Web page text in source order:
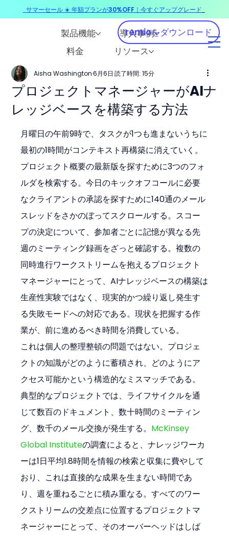
製品機能
導入事例
料金
リソース
remioをダウンロード
プロジェクトマネージャーがAIナ
レッジベースを構築する方法
Aisha Washington 6月6日 読了時間: 15分
月曜日の午前9時で、タスクが1つも進まないうちに
最初の1時間がコンテキスト再構築に消えていく。
プロジェクト概要の最新版を探すために3つのフォ
ルダを検索する。今日のキックオフコールに必要
なクライアントの承認を探すために140通のメール
スレッドをさかのぼってスクロールする。スコー
プの決定について、参加者ごとに記憶が異なる先
週のミーティング録画をざっと確認する。複数の
同時進行ワークストリームを抱えるプロジェクト
マネージャーにとって、AIナレッジベースの構築は
生産性実験ではなく、現実的かつ繰り返し発生す
る失敗モードへの対応である。現状を把握する作
業が、前に進めるべき時間を消費している。
これは個人の整理整頓の問題ではない。プロジェ
クトの知識がどのように蓄積され、どのようにア
クセス可能かという構造的なミスマッチである。
典型的なプロジェクトでは、ライフサイクルを通
じて数百のドキュメント、数十時間のミーティン
グ、数千のメール交換が発生する。 McKinsey
Global Instituteの調査によると、ナレッジワーカ
ーは1日平均1.8時間を情報の検索と収集に費やして
おり、これは直接的な成果を生まない時間であ
り、週を重ねるごとに積み重なる。すべてのワー
クストリームの交差点に位置するプロジェクトマ
ネージャーにとって、そのオーバーヘッドはしば
サマーセール ☀️ 年額プランが30%OFF｜今すぐアップグレード